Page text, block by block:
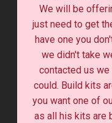
We will be
just need to get
have one you
we didn't take
contacted us
could. Build kits
you want one of
as all his kits are